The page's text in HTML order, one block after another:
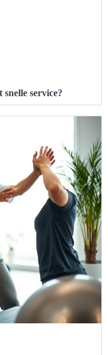
service?